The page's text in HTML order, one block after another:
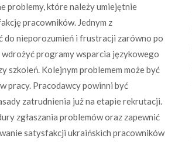
problemy, które należy umiejętnie
pracowników. Jednym z
do nieporozumień i frustracji zarówno po
programy wsparcia językowego
szkoleń. Kolejnym problemem może być
pracy. Pracodawcy powinni być
zatrudnienia już na etapie rekrutacji.
zgłaszania problemów oraz zapewnić
satysfakcji ukraińskich pracowników